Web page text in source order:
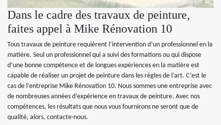
Dans le cadre des travaux de peinture,
faites appel à Mike Rénovation 10
Tous travaux de peinture requièrent l’intervention d’un professionnel en la
matière. Seul un professionnel qui a suivi des formations ou qui dispose
d’une bonne compétence et de longues expériences en la matière est
capable de réaliser un projet de peinture dans les règles de l’art. C’est le
cas de l’entreprise Mike Rénovation 10. Nous sommes une entreprise avec
de nombreuses années d’expérience en travaux de peinture. Avec nos
compétences, les résultats que nous vous fournirons ne seront que de
qualité, alors, contacte-nous.